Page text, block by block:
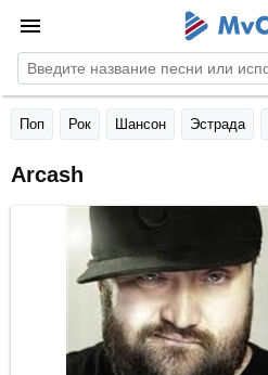
Поп Рок Шансон Эстрада
Arcash